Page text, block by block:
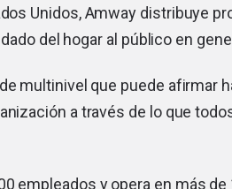
Unidos, Amway distribuye
del hogar al público en
multinivel que puede afirmar
a través de lo que
empleados y opera en más